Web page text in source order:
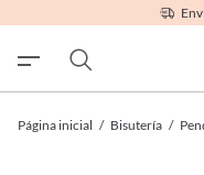
Página inicial / Bisutería /